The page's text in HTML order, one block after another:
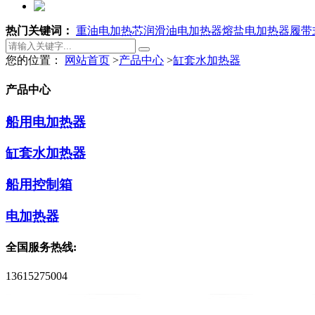
热门关键词： 重油电加热芯润滑油电加热器熔盐电加热器履
您的位置： 网站首页 >产品中心 >缸套水加热器
产品中心
船用电加热器
缸套水加热器
船用控制箱
电加热器
全国服务热线:
13615275004